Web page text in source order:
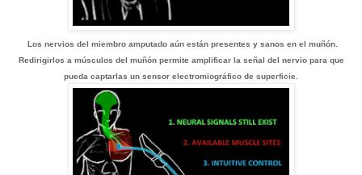
Los nervios del miembro amputado aún están presentes y sanos en el muñón.
Redirigirlos a músculos del muñón permite amplificar la señal del nervio para que
pueda captarlas un sensor electromiográfico de superficie.